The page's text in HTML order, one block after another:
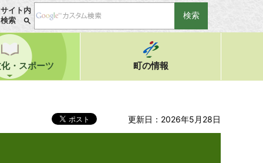
サイト内
検索
・スポーツ 町の情報
更新日：2026年5月28日